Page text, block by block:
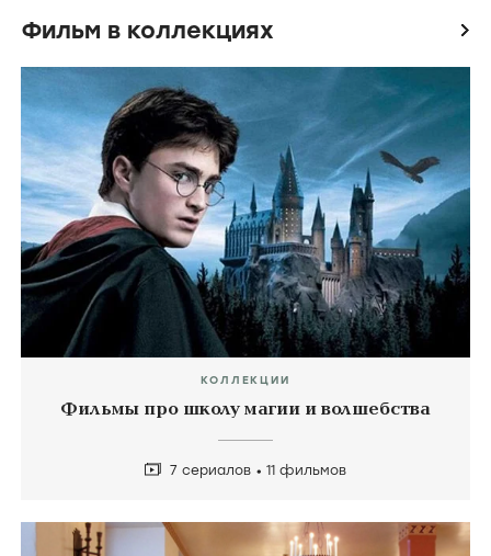
Фильм в коллекциях icon
КОЛЛЕКЦИИ
Фильмы про школу магии и волшебства
7 сериалов 11 фильмов